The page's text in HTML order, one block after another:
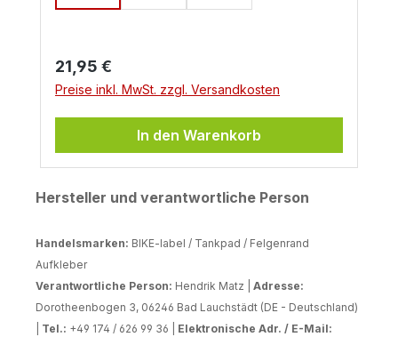
Regulärer Preis:
21,95 €
Preise inkl. MwSt. zzgl. Versandkosten
In den Warenkorb
Hersteller und verantwortliche Person
Handelsmarken: BIKE-label / Tankpad / Felgenrand
Aufkleber
Verantwortliche Person: Hendrik Matz | Adresse:
Dorotheenbogen 3, 06246 Bad Lauchstädt (DE - Deutschland)
Tel.: +49 174 / 626 99 36 | Elektronische Adr. / E-Mail: